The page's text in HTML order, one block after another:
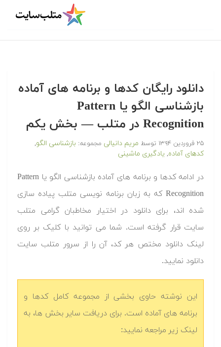
دانلود رایگان کدها و برنامه های آماده
بازشناسی الگو یا Pattern
Recognition در متلب‬‬ — بخش یکم
۲۵ فروردین ۱۳۹۴ توسط مریم دانیالی مجموعه: بازشناسی الگو,
کدهای آماده, یادگیری ماشینی
‫در ادامه کدها و برنامه های آماده بازشناسی الگو یا Pattern
Recognition که به زبان برنامه نویسی متلب پیاده سازی
شده اند، برای دانلود در اختیار مخاطبان گرامی متلب
سایت قرار گرفته است. شما می توانید با کلیک بر روی
لینک دانلود مختص هر کد، آن را از سرور متلب سایت
دانلود نمایید.‬
این نوشته حاوی بخشی از مجموعه کامل کدها و
برنامه های آماده است. برای دریافت سایر بخش ها، به
لینک زیر مراجعه نمایید: